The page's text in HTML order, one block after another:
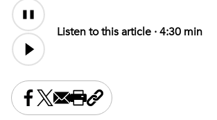
Audio
Content
Listen to this article ·4:30 min
Share this on Facebook
Share this on X
Share this by email
Print this page
Copy the page address